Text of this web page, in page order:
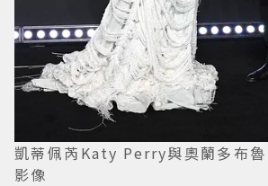
凱蒂佩芮Katy Perry與奧蘭多布魯
影像